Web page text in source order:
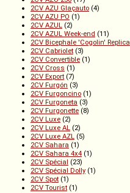
2CV AZU Glaçauto (4)
2CV AZU PO (1)
2CV AZUL (2)
2CV AZUL Week-end (11)
2CV Bicephale 'Cogolin' Replica
2CV Cabriolet (3)
2CV Convertible (1)
2CV Cross (1)
2CV Export (7)
2CV Furgón (3)
2CV Furgoncino (1)
2CV Furgoneta (3)
2CV Furgonette (8)
2CV Luxe (2)
2CV Luxe AL (2)
2CV Luxe AZL (5)
2CV Sahara (1)
2CV Sahara 4x4 (1)
2CV Spécial (23)
2CV Spécial Dolly (1)
2CV Spot (1)
2CV Tourist (1)